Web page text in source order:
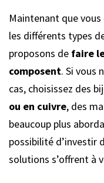
Maintenant que vous
les différents types
proposons de faire
composent. Si vous
cas, choisissez des
ou en cuivre, des
beaucoup plus
possibilité d’investir
solutions s’offrent à